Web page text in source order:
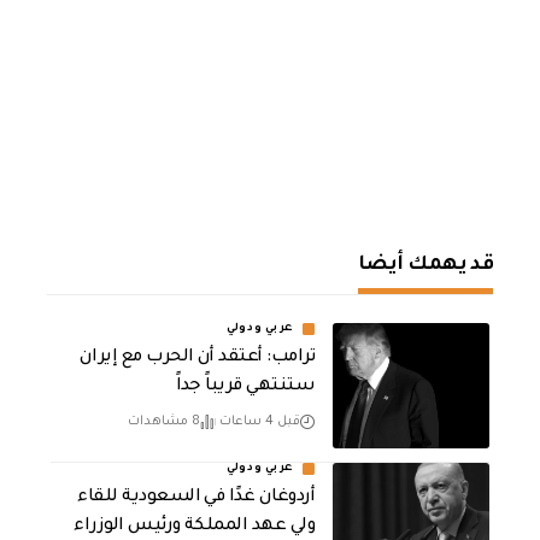
قد يهمك أيضا
عربي ودولي
‏ترامب: أعتقد أن الحرب مع إيران
ستنتهي قريباً جداً
قبل 4 ساعات 8 مشاهدات
عربي ودولي
أردوغان غدًا في السعودية للقاء
ولي عهد المملكة ورئيس الوزراء